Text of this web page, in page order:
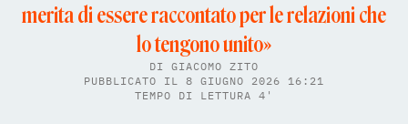
merita di essere raccontato per le relazioni che
lo tengono unito»
DI GIACOMO ZITO
PUBBLICATO IL 8 GIUGNO 2026 16:21
TEMPO DI LETTURA 4'